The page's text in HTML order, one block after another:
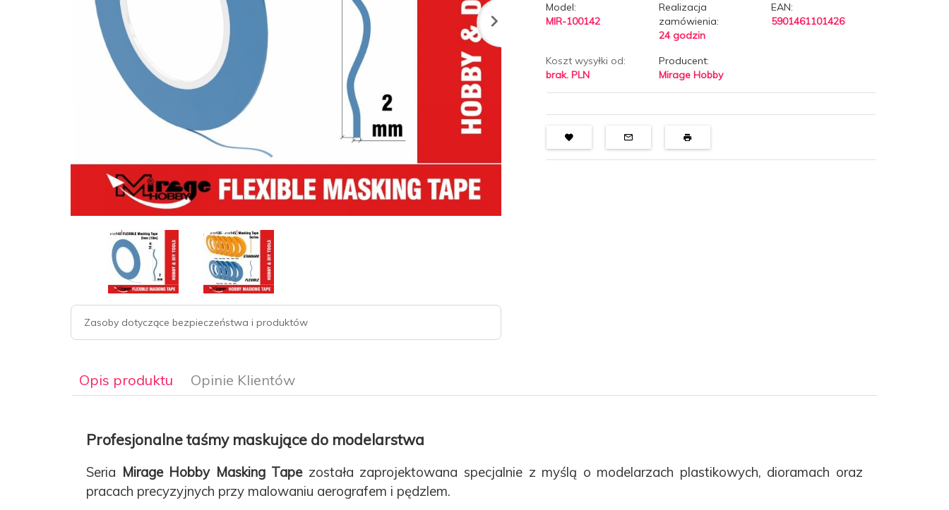
Zasoby dotyczące bezpieczeństwa i produktów
Model:
MIR-100142
Realizacja
zamówienia:
24 godzin
EAN:
5901461101426
Koszt wysyłki od:
brak. PLN
Producent:
Mirage Hobby
Opis produktu Opinie Klientów
Profesjonalne taśmy maskujące do modelarstwa
Seria Mirage Hobby Masking Tapezostała zaprojektowana specjalnie z myślą o modelarzach plastikowych, dioramach oraz
pracach precyzyjnych przy malowaniu aerografem i pędzlem.